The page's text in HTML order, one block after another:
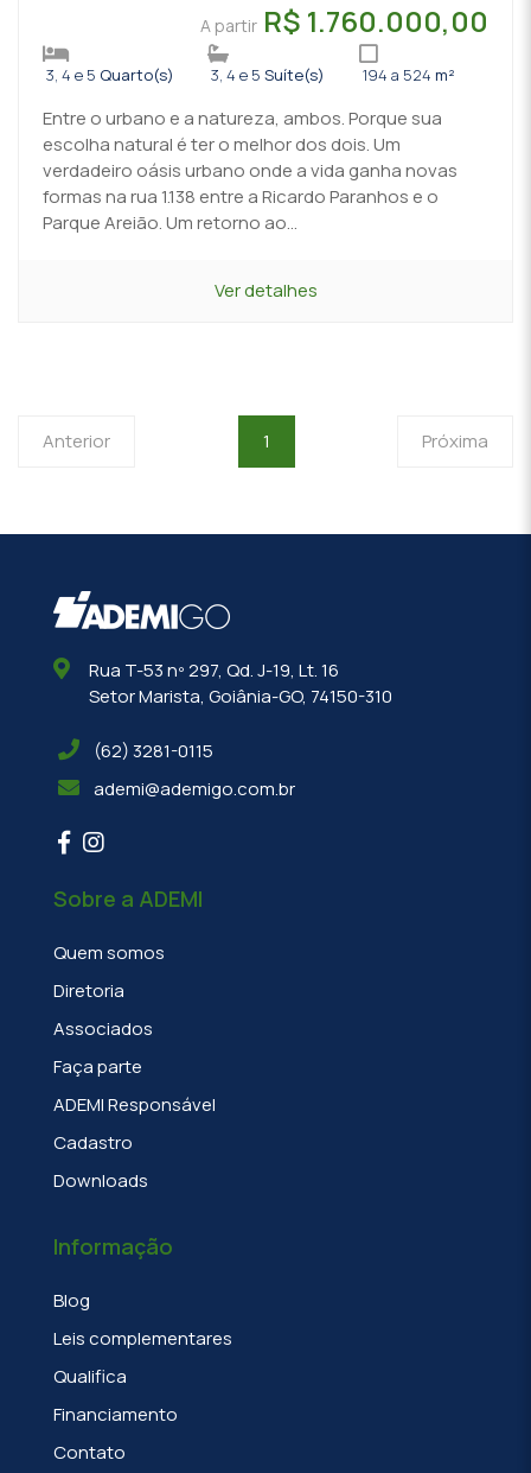
A partir R$ 1.760.000,00
3, 4 e 5 Quarto(s) 3, 4 e 5 Suíte(s) 194 a 524 m²
Entre o urbano e a natureza, ambos. Porque sua
escolha natural é ter o melhor dos dois. Um
verdadeiro oásis urbano onde a vida ganha novas
formas na rua 1.138 entre a Ricardo Paranhos e o
Parque Areião. Um retorno ao...
Ver detalhes
Anterior 1 Próxima
Rua T-53 nº 297, Qd. J-19, Lt. 16
Setor Marista, Goiânia-GO, 74150-310
(62) 3281-0115
ademi@ademigo.com.br
Sobre a ADEMI
Quem somos
Diretoria
Associados
Faça parte
ADEMI Responsável
Cadastro
Downloads
Informação
Blog
Leis complementares
Qualifica
Financiamento
Contato